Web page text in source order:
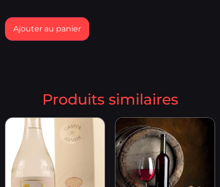
Ajouter au panier
Produits similaires